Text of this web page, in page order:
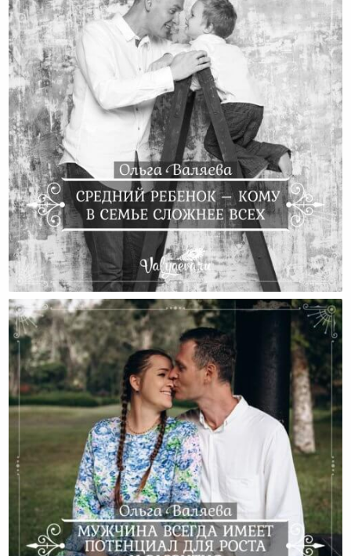
Средний Ребенок – Кому В Семье Сложнее Всех